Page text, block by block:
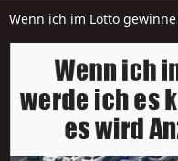
Wenn ich im Lotto